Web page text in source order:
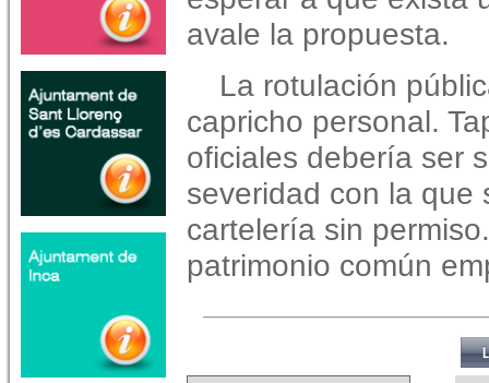
avale la propuesta.
La rotulación
capricho personal.
oficiales debería ser
severidad con la que
cartelería sin
patrimonio común